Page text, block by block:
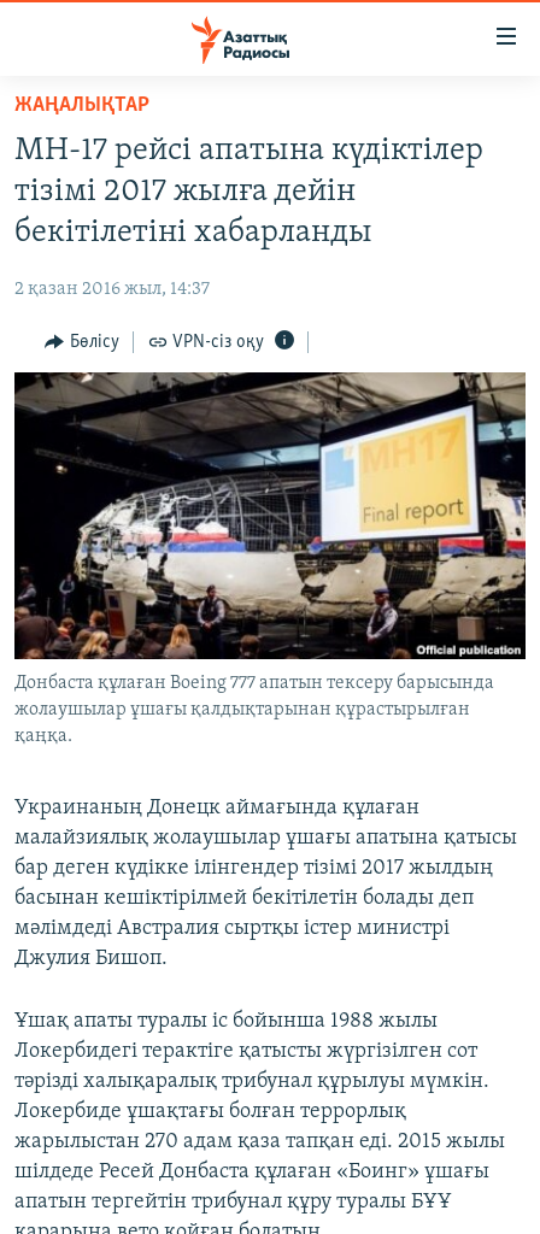
Skip
main
content
Skip
main
to
Search
AZATTYQTV
АДАМ ҚҰҚЫҚТАРЫ
ӘЛЕУМЕТ
ӘЛЕМ
АРНАЙЫ ЖОБАЛАР
ЖАЗЫЛЫҢЫЗ
Басқа тілдерде
ЖАҢАЛЫҚТАР
MH-17 рейсі апатына күдіктілер
тізімі 2017 жылға дейін
бекітілетіні хабарланды
2 қазан 2016 жыл, 14:37
Бөлісу VPN-сіз оқу
Донбаста құлаған Boeing 777 апатын тексеру барысында
жолаушылар ұшағы қалдықтарынан құрастырылған
қаңқа.
Украинаның Донецк аймағында құлаған
малайзиялық жолаушылар ұшағы апатына қатысы
бар деген күдікке ілінгендер тізімі 2017 жылдың
басынан кешіктірілмей бекітілетін болады деп
мәлімдеді Австралия сыртқы істер министрі
Джулия Бишоп.
Ұшақ апаты туралы іс бойынша 1988 жылы
Локербидегі терактіге қатысты жүргізілген сот
тәрізді халықаралық трибунал құрылуы мүмкін.
Локербиде ұшақтағы болған террорлық
жарылыстан 270 адам қаза тапқан еді. 2015 жылы
шілдеде Ресей Донбаста құлаған «Боинг» ұшағы
апатын тергейтін трибунал құру туралы БҰҰ